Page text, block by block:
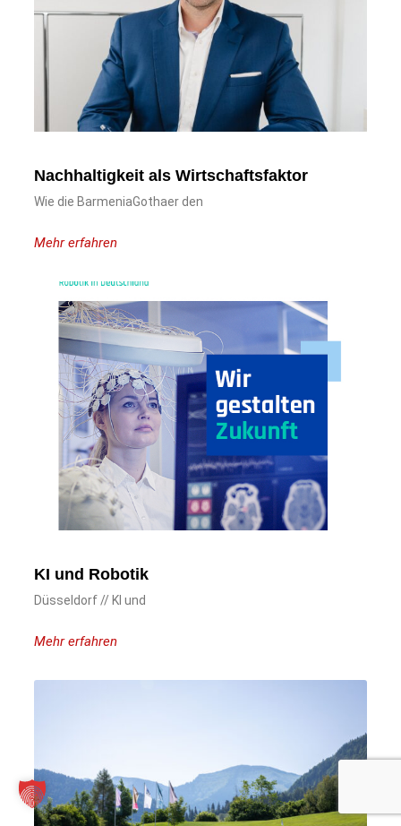
Nachhaltigkeit als Wirtschaftsfaktor
Wie die BarmeniaGothaer den
Mehr erfahren
KI und Robotik
Düsseldorf // KI und
Mehr erfahren